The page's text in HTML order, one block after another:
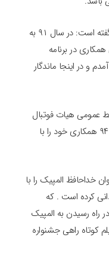
مجتبی پوربخش در خصوص سابقه خود گفته است: در سال ۹۱ به
در برنامه
و در اینجا ماندگار
تصدی روابط عمومی هیات فوتبال
استان گیلان را برعهده داشت . اما در سال ۹۴ همکاری خود را با
با عنوان خداحافظ المپیک را با
کرده‌ است . که
راه رسیدن به المپیک
کوتاه راهی جشنواره